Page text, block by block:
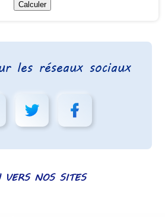
les réseaux sociaux
VERS NOS SITES